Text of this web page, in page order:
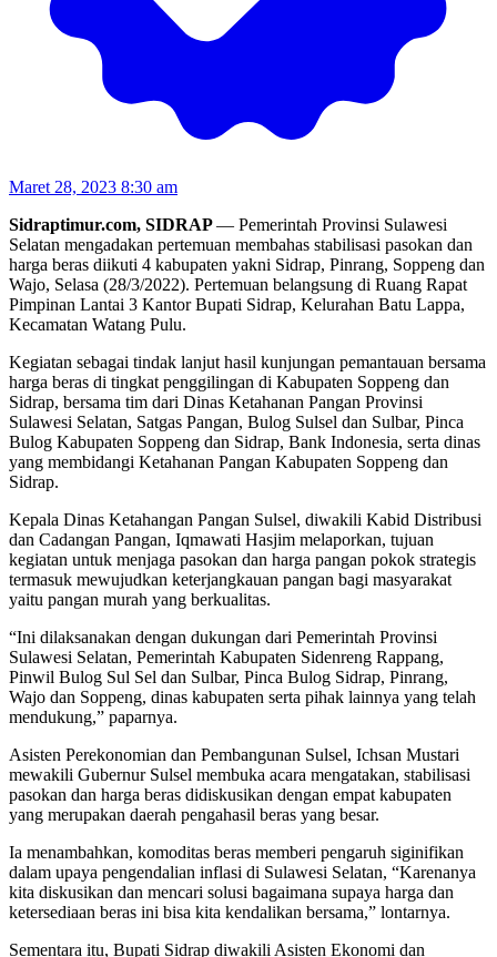
Maret 28, 2023 8:30 am
Sidraptimur.com, SIDRAP— Pemerintah Provinsi Sulawesi
Selatan mengadakan pertemuan membahas stabilisasi pasokan dan
harga beras diikuti 4 kabupaten yakni Sidrap, Pinrang, Soppeng dan
Wajo, Selasa (28/3/2022). Pertemuan belangsung di Ruang Rapat
Pimpinan Lantai 3 Kantor Bupati Sidrap, Kelurahan Batu Lappa,
Kecamatan Watang Pulu.
Kegiatan sebagai tindak lanjut hasil kunjungan pemantauan bersama
harga beras di tingkat penggilingan di Kabupaten Soppeng dan
Sidrap, bersama tim dari Dinas Ketahanan Pangan Provinsi
Sulawesi Selatan, Satgas Pangan, Bulog Sulsel dan Sulbar, Pinca
Bulog Kabupaten Soppeng dan Sidrap, Bank Indonesia, serta dinas
yang membidangi Ketahanan Pangan Kabupaten Soppeng dan
Sidrap.
Kepala Dinas Ketahangan Pangan Sulsel, diwakili Kabid Distribusi
dan Cadangan Pangan, Iqmawati Hasjim melaporkan, tujuan
kegiatan untuk menjaga pasokan dan harga pangan pokok strategis
termasuk mewujudkan keterjangkauan pangan bagi masyarakat
yaitu pangan murah yang berkualitas.
“Ini dilaksanakan dengan dukungan dari Pemerintah Provinsi
Sulawesi Selatan, Pemerintah Kabupaten Sidenreng Rappang,
Pinwil Bulog Sul Sel dan Sulbar, Pinca Bulog Sidrap, Pinrang,
Wajo dan Soppeng, dinas kabupaten serta pihak lainnya yang telah
mendukung,” paparnya.
Asisten Perekonomian dan Pembangunan Sulsel, Ichsan Mustari
mewakili Gubernur Sulsel membuka acara mengatakan, stabilisasi
pasokan dan harga beras didiskusikan dengan empat kabupaten
yang merupakan daerah pengahasil beras yang besar.
Ia menambahkan, komoditas beras memberi pengaruh siginifikan
dalam upaya pengendalian inflasi di Sulawesi Selatan, “Karenanya
kita diskusikan dan mencari solusi bagaimana supaya harga dan
ketersediaan beras ini bisa kita kendalikan bersama,” lontarnya.
Sementara itu, Bupati Sidrap diwakili Asisten Ekonomi dan